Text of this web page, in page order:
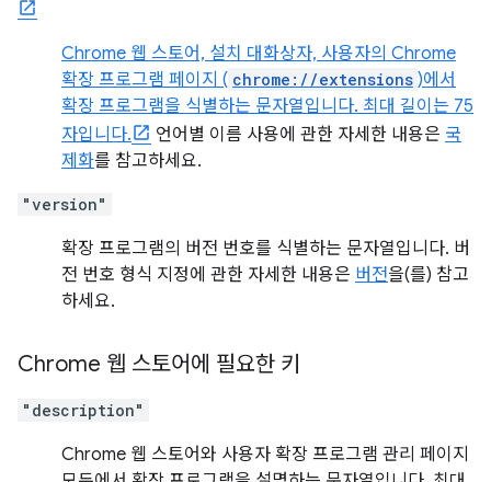
Chrome 웹 스토어, 설치 대화상자, 사용자의 Chrome
확장 프로그램 페이지 ( chrome://extensions )에서
확장 프로그램을 식별하는 문자열입니다. 최대 길이는 75
자입니다.
언어별 이름 사용에 관한 자세한 내용은 국
제화를 참고하세요.
"version"
확장 프로그램의 버전 번호를 식별하는 문자열입니다. 버
전 번호 형식 지정에 관한 자세한 내용은 버전을(를) 참고
하세요.
Chrome 웹 스토어에 필요한 키
"description"
Chrome 웹 스토어와 사용자 확장 프로그램 관리 페이지